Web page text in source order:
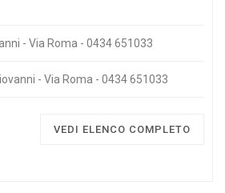
- Via Roma - 0434 651033
- Via Roma - 0434 651033
VEDI ELENCO COMPLETO